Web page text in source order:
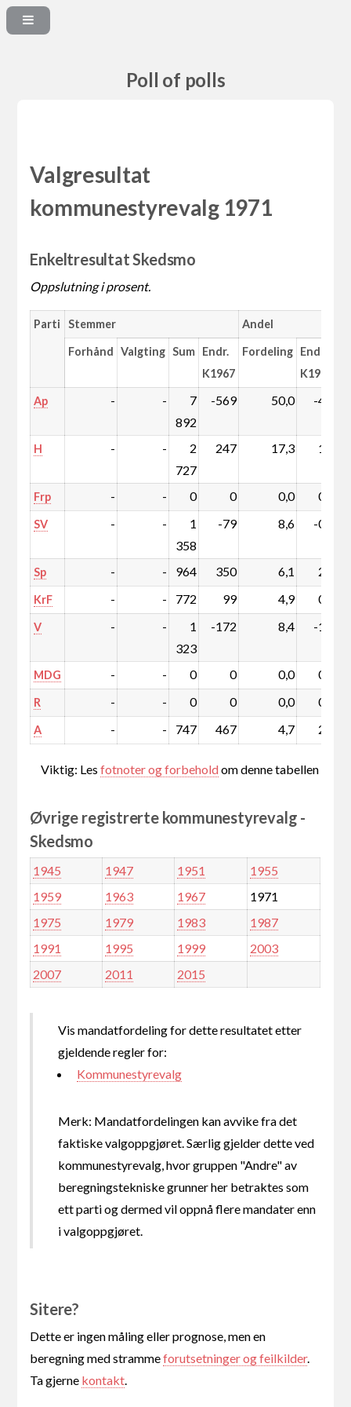
Poll of polls
Valgresultat
kommunestyrevalg 1971
Enkeltresultat Skedsmo
Oppslutning i prosent.
Parti Stemmer Andel
Forhånd Valgting Sum Endr.
K1967
Fordeling Endr.
K1967
Ap - -
7
892
-569 50,0 -4,8
H - -
2
727
247 17,3 1,2
Frp - - 0 0 0,0 0,0
SV - -
1
358
-79 8,6 -0,7
Sp - - 964 350 6,1 2,1
KrF - - 772 99 4,9 0,5
V - -
1
323
-172 8,4 -1,3
MDG - - 0 0 0,0 0,0
R - - 0 0 0,0 0,0
A - - 747 467 4,7 2,9
Viktig: Lesfotnoter og forbeholdom denne tabellen
Øvrige registrerte kommunestyrevalg -
Skedsmo
1945 1947 1951
1955
1959
1963 1967
1971
1975
1979 1983
1987
1991
1995 1999
2003
2007
2011 2015
Vis mandatfordeling for dette resultatet etter
gjeldende regler for:
Kommunestyrevalg
Merk: Mandatfordelingen kan avvike fra det
faktiske valgoppgjøret. Særlig gjelder dette ved
kommunestyrevalg, hvor gruppen "Andre" av
beregningstekniske grunner her betraktes som
ett parti og dermed vil oppnå flere mandater enn
i valgoppgjøret.
Sitere?
Dette er ingen måling eller prognose, men en
beregning med strammeforutsetninger og feilkilder.
Ta gjerne kontakt.